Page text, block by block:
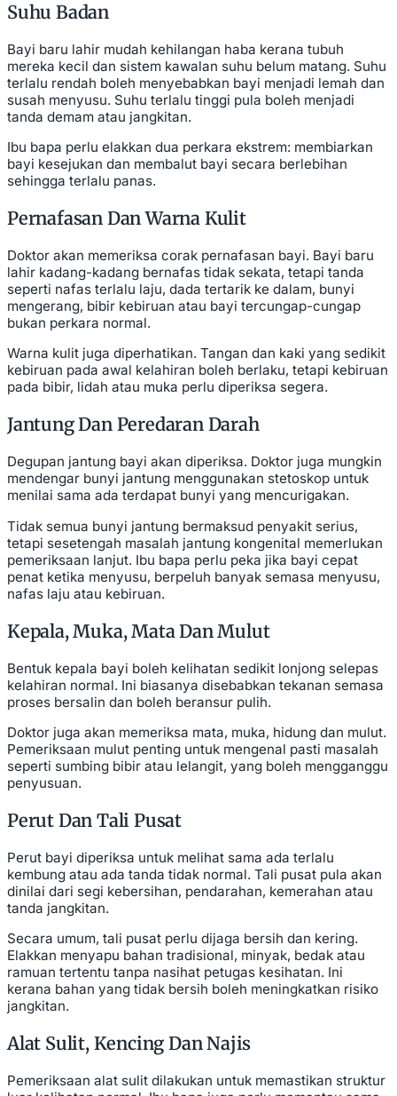
Suhu Badan
Bayi baru lahir mudah kehilangan haba kerana tubuh
mereka kecil dan sistem kawalan suhu belum matang. Suhu
terlalu rendah boleh menyebabkan bayi menjadi lemah dan
susah menyusu. Suhu terlalu tinggi pula boleh menjadi
tanda demam atau jangkitan.
Ibu bapa perlu elakkan dua perkara ekstrem: membiarkan
bayi kesejukan dan membalut bayi secara berlebihan
sehingga terlalu panas.
Pernafasan Dan Warna Kulit
Doktor akan memeriksa corak pernafasan bayi. Bayi baru
lahir kadang-kadang bernafas tidak sekata, tetapi tanda
seperti nafas terlalu laju, dada tertarik ke dalam, bunyi
mengerang, bibir kebiruan atau bayi tercungap-cungap
bukan perkara normal.
Warna kulit juga diperhatikan. Tangan dan kaki yang sedikit
kebiruan pada awal kelahiran boleh berlaku, tetapi kebiruan
pada bibir, lidah atau muka perlu diperiksa segera.
Jantung Dan Peredaran Darah
Degupan jantung bayi akan diperiksa. Doktor juga mungkin
mendengar bunyi jantung menggunakan stetoskop untuk
menilai sama ada terdapat bunyi yang mencurigakan.
Tidak semua bunyi jantung bermaksud penyakit serius,
tetapi sesetengah masalah jantung kongenital memerlukan
pemeriksaan lanjut. Ibu bapa perlu peka jika bayi cepat
penat ketika menyusu, berpeluh banyak semasa menyusu,
nafas laju atau kebiruan.
Kepala, Muka, Mata Dan Mulut
Bentuk kepala bayi boleh kelihatan sedikit lonjong selepas
kelahiran normal. Ini biasanya disebabkan tekanan semasa
proses bersalin dan boleh beransur pulih.
Doktor juga akan memeriksa mata, muka, hidung dan mulut.
Pemeriksaan mulut penting untuk mengenal pasti masalah
seperti sumbing bibir atau lelangit, yang boleh mengganggu
penyusuan.
Perut Dan Tali Pusat
Perut bayi diperiksa untuk melihat sama ada terlalu
kembung atau ada tanda tidak normal. Tali pusat pula akan
dinilai dari segi kebersihan, pendarahan, kemerahan atau
tanda jangkitan.
Secara umum, tali pusat perlu dijaga bersih dan kering.
Elakkan menyapu bahan tradisional, minyak, bedak atau
ramuan tertentu tanpa nasihat petugas kesihatan. Ini
kerana bahan yang tidak bersih boleh meningkatkan risiko
jangkitan.
Alat Sulit, Kencing Dan Najis
Pemeriksaan alat sulit dilakukan untuk memastikan struktur